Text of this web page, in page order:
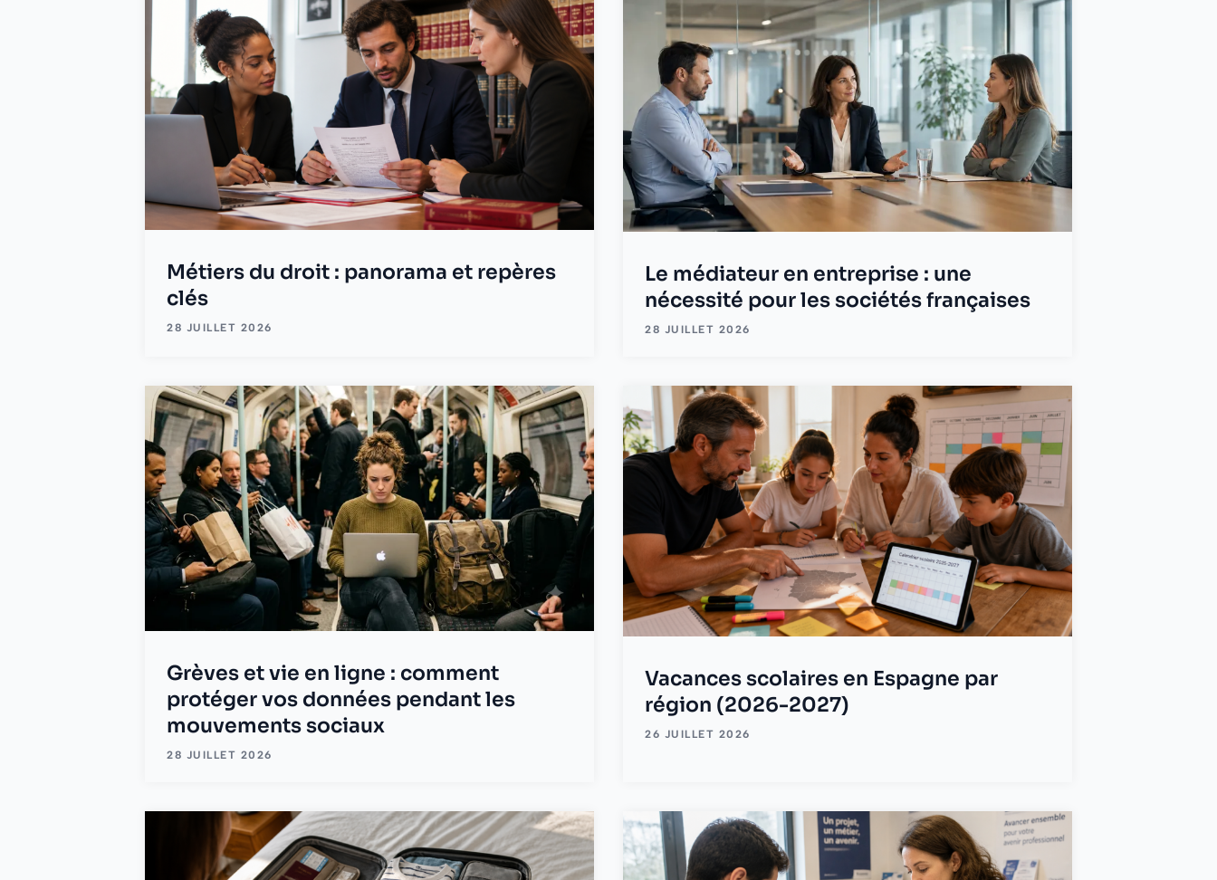
Métiers du droit : panorama et repères
clés
28 JUILLET 2026
Le médiateur en entreprise : une
nécessité pour les sociétés françaises
28 JUILLET 2026
Grèves et vie en ligne : comment
protéger vos données pendant les
mouvements sociaux
28 JUILLET 2026
Vacances scolaires en Espagne par
région (2026-2027)
26 JUILLET 2026